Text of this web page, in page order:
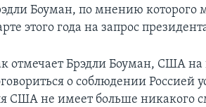
Боуман, по мнению которого
этого года на запрос
отмечает Брэдли Боуман, США
о соблюдении Россией
США не имеет больше никакого